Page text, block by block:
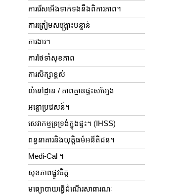
ការរើសអើងទាក់ទងនឹងពិការភាព។
ការត្រៀមសង្គ្រោះបន្ទាន់
ការងារ។
ការ​ថែទាំ​សុខភាព
ការសិក្សា​ខ្ពស់
លំនៅដ្ឋាន / ភាពគ្មានផ្ទះសម្បែង
អន្តោប្រវេសន៍។
សេវាកម្មទ្រទ្រង់ក្នុងផ្ទះ។ (IHSS)
ពន្ធនាគារនិងយុត្តិធម៌អនីតិជន។
Medi-Cal ។
សុខភាព​ផ្លូវចិត្ត
មធ្យោបាយ​ធ្វើដំណើរ​សាធារណៈ